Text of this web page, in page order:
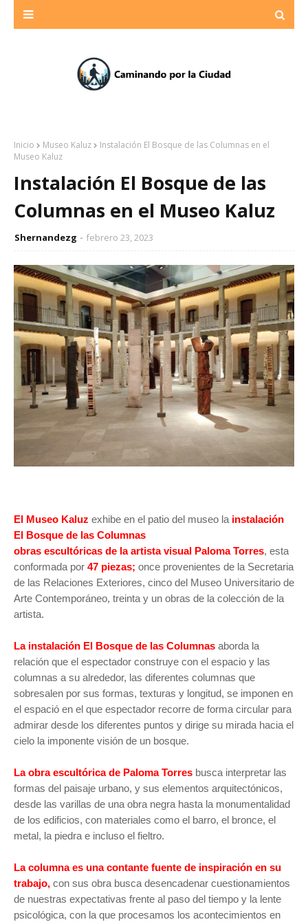
Inicio Museo Kaluz
Instalación El Bosque de las Columnas en el
Museo Kaluz
Instalación El Bosque de las
Columnas en el Museo Kaluz
Shernandezg febrero 23, 2023
El Museo Kaluz exhibe en el patio del museo la instalación
El Bosque de las Columnas
obras escultóricas de la artista visual Paloma Torres, esta
conformada por 47 piezas; once provenientes de la Secretaria
de las Relaciones Exteriores, cinco del Museo Universitario de
Arte Contemporáneo, treinta y un obras de la colección de la
artista.
La instalación El Bosque de las Columnas aborda la
relación que el espectador construye con el espacio y las
columnas a su alrededor, las diferentes columnas que
sobresalen por sus formas, texturas y longitud, se imponen en
el espació en el que espectador recorre de forma circular para
admirar desde los diferentes puntos y dirige su mirada hacia el
cielo la imponente visión de un bosque.
La obra escultórica de Paloma Torres busca interpretar las
formas del paisaje urbano, y sus elementos arquitectónicos,
desde las varillas de una obra negra hasta la monumentalidad
de los edificios, con materiales como el barro, el bronce, el
metal, la piedra e incluso el fieltro.
La columna es una contante fuente de inspiración en su
trabajo, con sus obra busca desencadenar cuestionamientos
de nuestras expectativas frente al paso del tiempo y la lente
psicológica, con la que procesamos los acontecimientos en